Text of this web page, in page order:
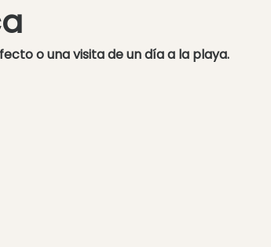
o una visita de un día a la playa.